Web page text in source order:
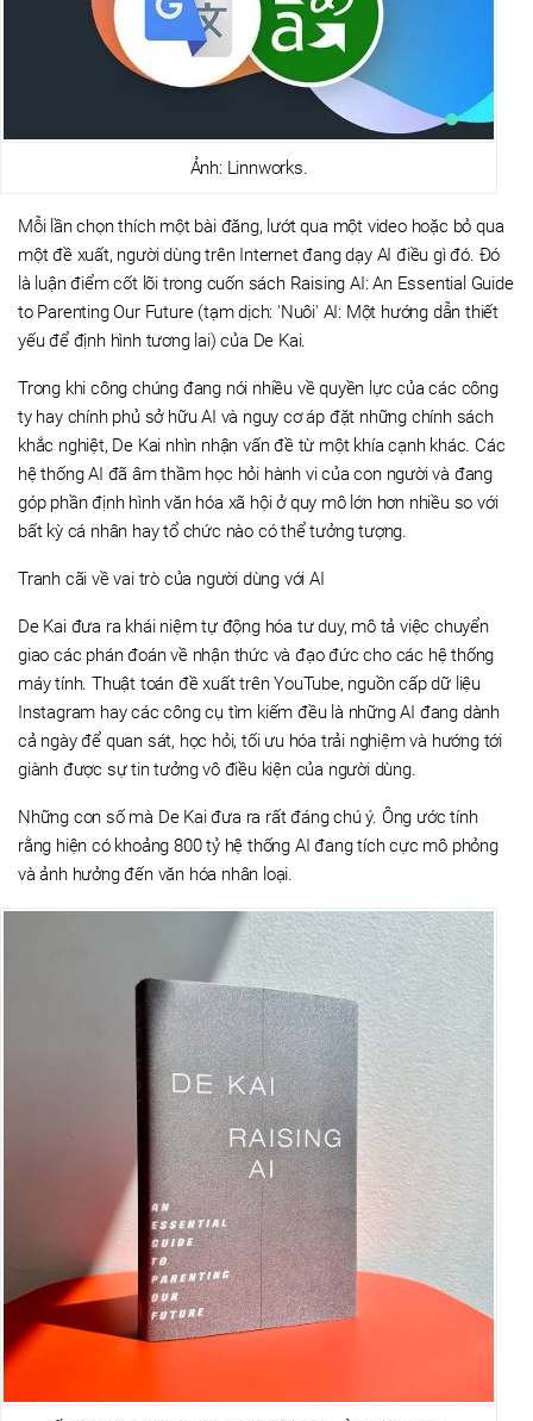
Ảnh: Linnworks.
Mỗi lần chọn thích một bài đăng, lướt qua một video hoặc bỏ qua
một đề xuất, người dùng trên Internet đang dạy AI điều gì đó. Đó
là luận điểm cốt lõi trong cuốn sách Raising AI: An Essential Guide
to Parenting Our Future (tạm dịch: 'Nuôi' AI: Một hướng dẫn thiết
yếu để định hình tương lai) của De Kai.
Trong khi công chúng đang nói nhiều về quyền lực của các công
ty hay chính phủ sở hữu AI và nguy cơ áp đặt những chính sách
khắc nghiệt, De Kai nhìn nhận vấn đề từ một khía cạnh khác. Các
hệ thống AI đã âm thầm học hỏi hành vi của con người và đang
góp phần định hình văn hóa xã hội ở quy mô lớn hơn nhiều so với
bất kỳ cá nhân hay tổ chức nào có thể tưởng tượng.
Tranh cãi về vai trò của người dùng với AI
De Kai đưa ra khái niệm tự động hóa tư duy, mô tả việc chuyển
giao các phán đoán về nhận thức và đạo đức cho các hệ thống
máy tính. Thuật toán đề xuất trên YouTube, nguồn cấp dữ liệu
Instagram hay các công cụ tìm kiếm đều là những AI đang dành
cả ngày để quan sát, học hỏi, tối ưu hóa trải nghiệm và hướng tới
giành được sự tin tưởng vô điều kiện của người dùng.
Những con số mà De Kai đưa ra rất đáng chú ý. Ông ước tính
rằng hiện có khoảng 800 tỷ hệ thống AI đang tích cực mô phỏng
và ảnh hưởng đến văn hóa nhân loại.